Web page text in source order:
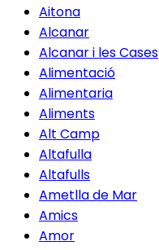
Aitona
Alcanar
Alcanar i les Cases
Alimentació
Alimentaria
Aliments
Alt Camp
Altafulla
Altafulls
Ametlla de Mar
Amics
Amor